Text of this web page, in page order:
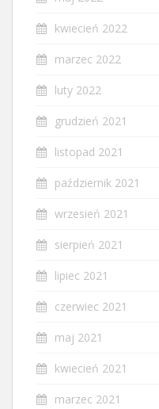
kwiecień 2022
marzec 2022
luty 2022
grudzień 2021
listopad 2021
październik 2021
wrzesień 2021
sierpień 2021
lipiec 2021
czerwiec 2021
maj 2021
kwiecień 2021
marzec 2021